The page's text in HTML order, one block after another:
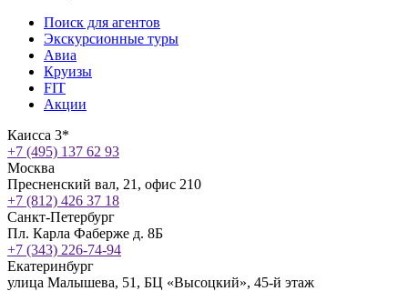
Поиск для агентов
Экскурсионные туры
Авиа
Круизы
FIT
Акции
Каисса 3*
+7 (495) 137 62 93
Москва
Пресненский вал, 21, офис 210
+7 (812) 426 37 18
Санкт-Петербург
Пл. Карла Фаберже д. 8Б
+7 (343) 226-74-94
Екатеринбург
улица Малышева, 51, БЦ «Высоцкий», 45-й этаж